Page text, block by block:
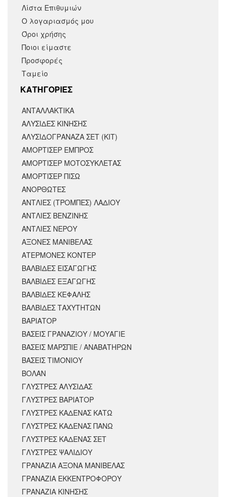
Λίστα Επιθυμιών
Ο λογαριασμός μου
Όροι χρήσης
Ποιοι είμαστε
Προσφορές
Ταμείο
KΑΤΗΓΟΡΙΕΣ
ΑΝΤΑΛΛΑΚΤΙΚΆ
ΑΛΥΣΙΔΕΣ ΚΙΝΗΣΗΣ
ΑΛΥΣΙΔΟΓΡΑΝΑΖΑ ΣΕΤ (ΚΙΤ)
ΑΜΟΡΤΙΣΕΡ ΕΜΠΡΟΣ
ΑΜΟΡΤΙΣΈΡ ΜΟΤΟΣΥΚΛΈΤΑΣ
ΑΜΟΡΤΙΣΕΡ ΠΙΣΩ
ΑΝΟΡΘΩΤΕΣ
ΑΝΤΛΙΕΣ (ΤΡΟΜΠΕΣ) ΛΑΔΙΟΥ
ΑΝΤΛΙΕΣ ΒΕΝΖΙΝΗΣ
ΑΝΤΛΙΕΣ ΝΕΡΟΥ
ΑΞΟΝΕΣ ΜΑΝΙΒΕΛΑΣ
ΑΤΕΡΜΟΝΕΣ ΚΟΝΤΕΡ
ΒΑΛΒΙΔΕΣ ΕΙΣΑΓΩΓΗΣ
ΒΑΛΒΙΔΕΣ ΕΞΑΓΩΓΗΣ
ΒΑΛΒΙΔΕΣ ΚΕΦΑΛΗΣ
ΒΑΛΒΙΔΕΣ ΤΑΧΥΤΗΤΩΝ
ΒΑΡΙΑΤΟΡ
ΒΑΣΕΙΣ ΓΡΑΝΑΖΙΟΥ / ΜΟΥΑΓΙΕ
ΒΑΣΕΙΣ ΜΑΡΣΠΙΕ / ΑΝΑΒΑΤΗΡΩΝ
ΒΑΣΕΙΣ ΤΙΜΟΝΙΟΥ
ΒΟΛΑΝ
ΓΛΥΣΤΡΕΣ ΑΛΥΣΙΔΑΣ
ΓΛΥΣΤΡΕΣ ΒΑΡΙΑΤΟΡ
ΓΛΥΣΤΡΕΣ ΚΑΔΕΝΑΣ ΚΑΤΩ
ΓΛΥΣΤΡΕΣ ΚΑΔΕΝΑΣ ΠΑΝΩ
ΓΛΥΣΤΡΕΣ ΚΑΔΕΝΑΣ ΣΕΤ
ΓΛΥΣΤΡΕΣ ΨΑΛΙΔΙΟΥ
ΓΡΑΝΑΖΙΑ ΑΞΟΝΑ ΜΑΝΙΒΕΛΑΣ
ΓΡΑΝΑΖΙΑ ΕΚΚΕΝΤΡΟΦΟΡΟΥ
ΓΡΑΝΑΖΙΑ ΚΙΝΗΣΗΣ